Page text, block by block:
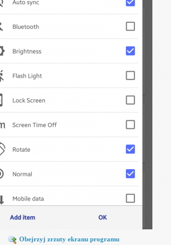
Obejrzyj zrzuty ekranu programu